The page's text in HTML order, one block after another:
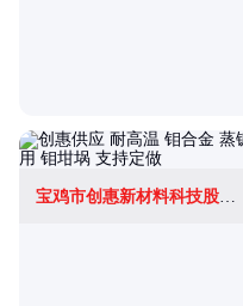
宝鸡市创惠新材料科技股份有限公司